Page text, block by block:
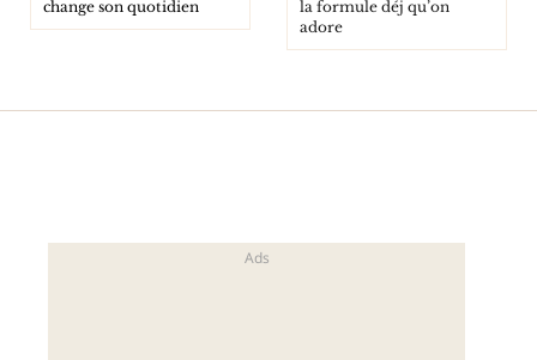
change son quotidien
la formule déj qu’on
adore